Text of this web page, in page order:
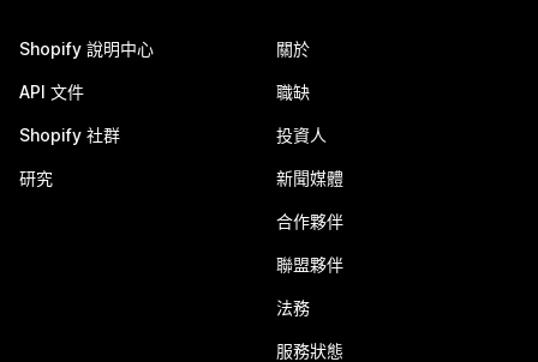
Shopify 說明中心
API 文件
Shopify 社群
研究
關於
職缺
投資人
新聞媒體
合作夥伴
聯盟夥伴
法務
服務狀態